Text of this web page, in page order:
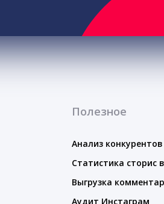
Полезное
Анализ
Статистика сторис
Выгрузка
Аудит Инстаграм